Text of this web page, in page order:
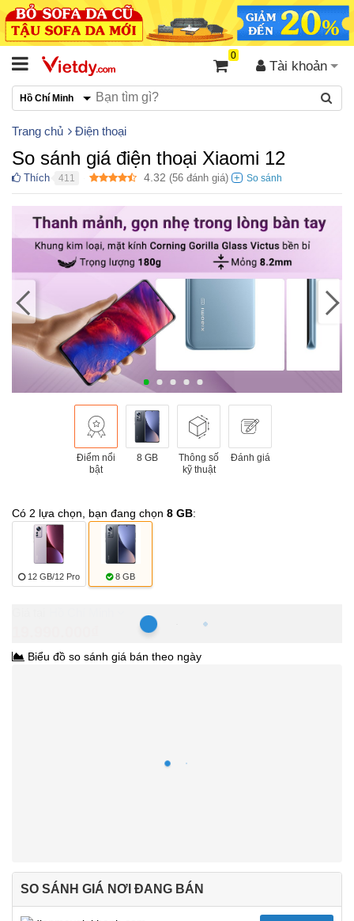
Tài khoản
0
Hồ Chí Minh
Trang chủ Điện thoại
So sánh giá điện thoại Xiaomi 12
Thích 411 4.32 (56 đánh giá)
Điểm nổi
bật
8 GB
Thông số
kỹ thuật
Đánh giá
Có 2 lựa chọn, bạn đang chọn 8 GB:
12 GB/12 Pro 8 GB
Biểu đồ so sánh giá bán theo ngày
SO SÁNH GIÁ NƠI ĐANG BÁN